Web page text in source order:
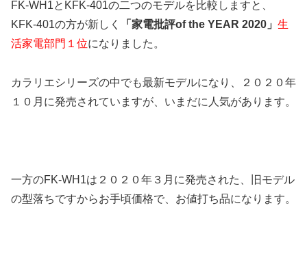
FK-WH1とKFK-401の二つのモデルを比較しますと、
KFK-401の方が新しく
「家電批評of the YEAR 2020」 生
活家電部門１位になりました。
カラリエシリーズの中でも最新モデルになり、２０２０年
１０月に発売されていますが、いまだに人気があります。
一方のFK-WH1は２０２０年３月に発売された、旧モデル
の型落ちですからお手頃価格で、お値打ち品になります。